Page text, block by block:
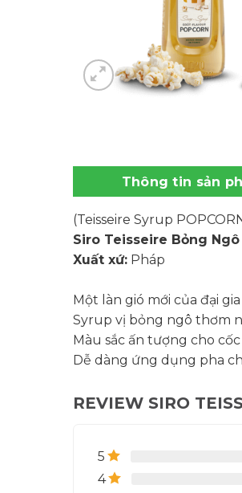
Thông tin sản
(Teisseire Syrup
Siro Teisseire Bỏng Ngô
Xuất xứ:Pháp
Một làn gió mới của đại
Syrup vị bỏng ngô thơm
Màu sắc ấn tượng cho
Dễ dàng ứng dụng pha
REVIEW SIRO
5
4